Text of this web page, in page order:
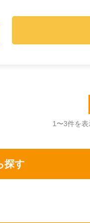
1〜3件を表
探す